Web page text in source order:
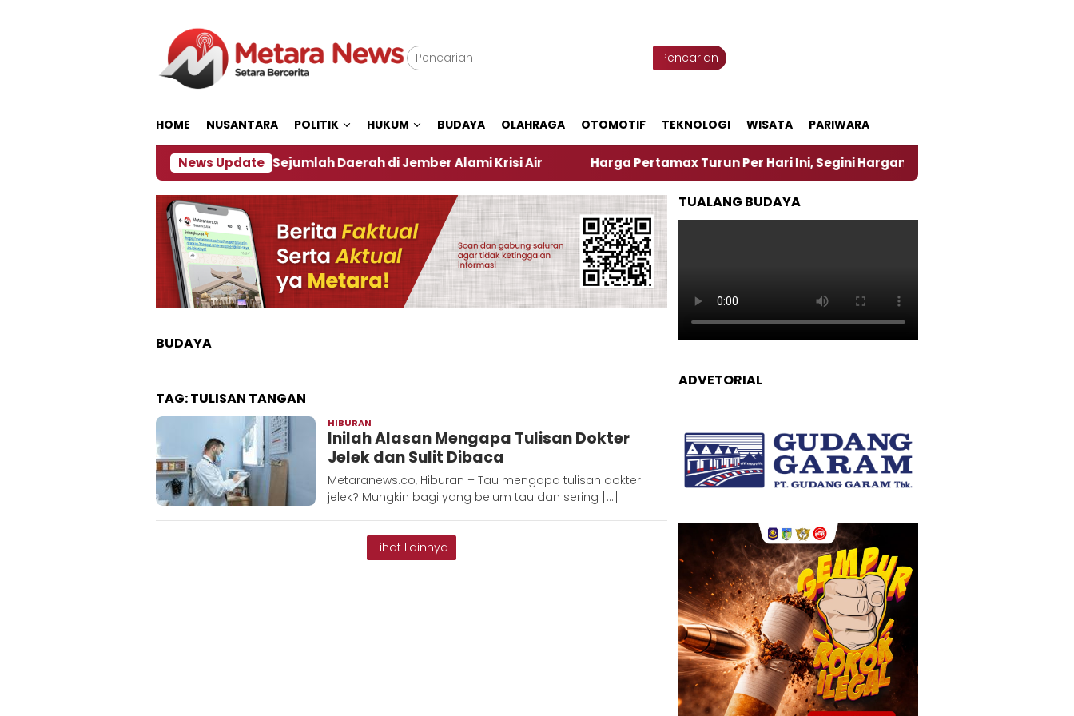
Pencarian
HOME NUSANTARA POLITIK HUKUM BUDAYA OLAHRAGA OTOMOTIF TEKNOLOGI WISATA PARIWARA
News Update
Dampak El Nino, Sejumlah Daerah di Jember Alami Krisi Air Harga Pertamax Turun Per Hari Ini, Segini Harganya ‎Nasirun Maestro Lukis
BUDAYA
TAG:TULISAN TANGAN
HIBURAN
Metara
Inilah Alasan Mengapa Tulisan Dokter
Jelek dan Sulit Dibaca
Metaranews.co, Hiburan – Tau mengapa tulisan dokter
jelek? Mungkin bagi yang belum tau dan sering […]
Lihat Lainnya
TUALANG BUDAYA
ADVETORIAL